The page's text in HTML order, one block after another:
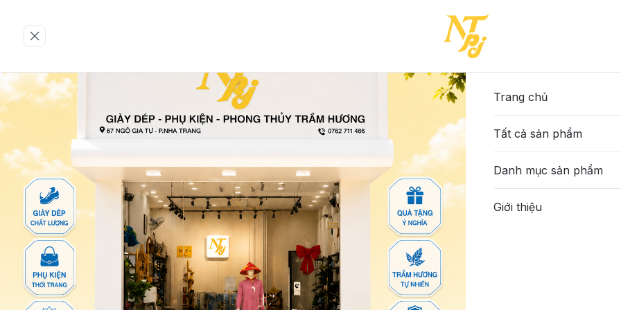
675.000đ
Màu sắc
Bạc
Size:
37
40 42
Số lượng
Trang chủ
Tất cả sản phẩm
Danh mục sản phẩm
Giới thiệu